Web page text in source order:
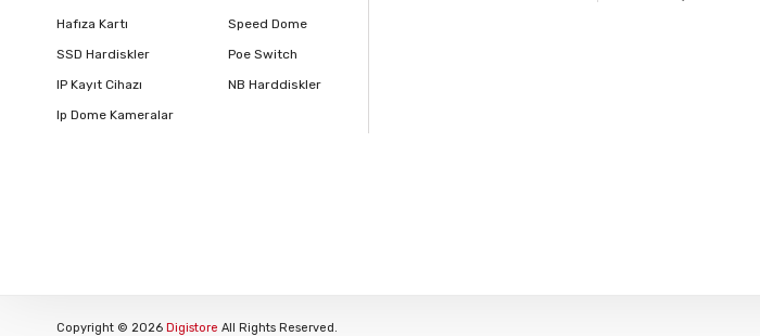
Hafıza Kartı
SSD Hardiskler
IP Kayıt Cihazı
Ip Dome Kameralar
Speed Dome
Poe Switch
NB Harddiskler
Copyright © 2026 Digistore All Rights Reserved.